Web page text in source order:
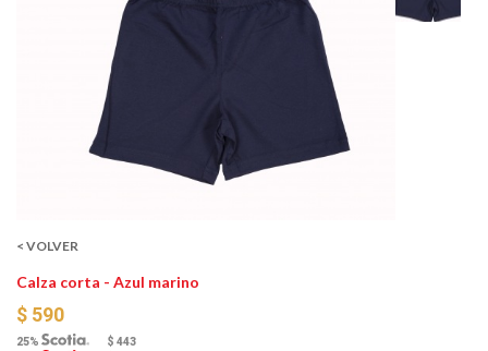
< VOLVER
Calza corta - Azul marino
$ 590
25%
$ 443